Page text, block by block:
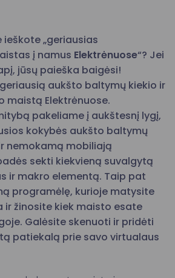
ieškote „geriausias
į namus Elektrėnuose“? Jei
jūsų paieška baigėsi!
aukšto baltymų kiekio ir
maistą Elektrėnuose.
pakeliame į aukštesnį lygį,
kokybės aukšto baltymų
nemokamą mobiliają
sekti kiekvieną suvalgytą
ir makro elementą. Taip pat
programėlę, kurioje matysite
ir žinosite kiek maisto esate
Galėsite skenuoti ir pridėti
patiekalą prie savo virtualaus